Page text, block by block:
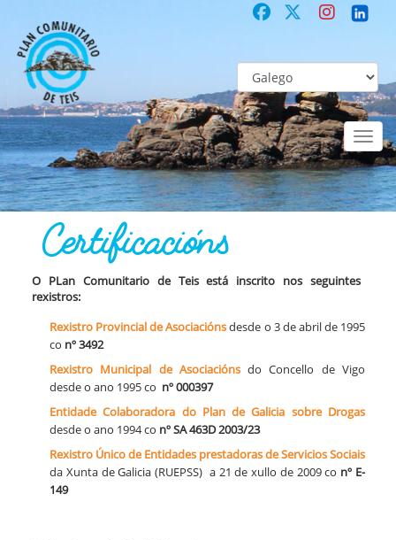
Toggle
COMUNITARIO Co-laboración participativa Certificacións
Certificacións
O PLan Comunitario de Teis está inscrito nos seguintes
rexistros:
Rexistro Provincial de Asociaciónsdesde o 3 de abril de 1995
co nº 3492
Rexistro Municipal de Asociaciónsdo Concello de Vigo
desde o ano 1995 co nº 000397
Entidade Colaboradora do Plan de Galicia sobre Drogas
desde o ano 1994 co nº SA 463D 2003/23
​Rexistro Único de Entidades prestadoras de Servicios Sociais
da Xunta de Galicia (RUEPSS) a 21 de xullo de 2009 co nº E-
149